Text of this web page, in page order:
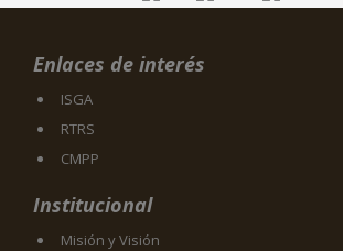
Enlaces de interés
ISGA
RTRS
CMPP
Institucional
Misión y Visión